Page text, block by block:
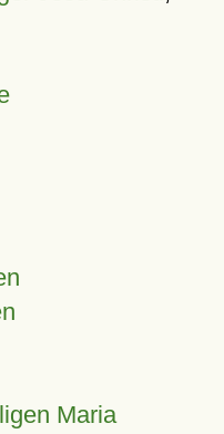
Maria